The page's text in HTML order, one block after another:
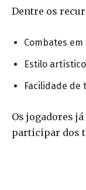
Dentre os
Combates
Estilo
Facilidade
Os jogadores
participar dos